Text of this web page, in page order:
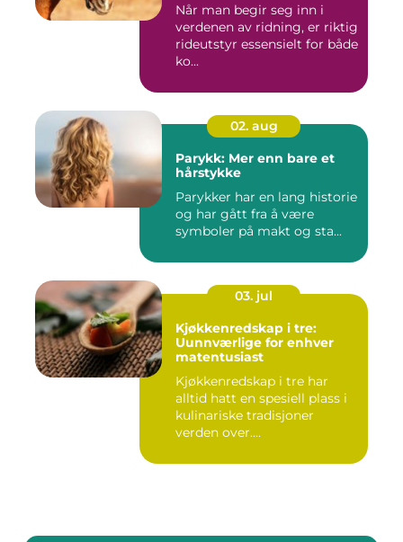
Når man begir seg inn i
verdenen av ridning, er riktig
rideutstyr essensielt for både
ko...
02. aug
Parykk: Mer enn bare et
hårstykke
Parykker har en lang historie
og har gått fra å være
symboler på makt og sta...
03. jul
Kjøkkenredskap i tre:
Uunnværlige for enhver
matentusiast
Kjøkkenredskap i tre har
alltid hatt en spesiell plass i
kulinariske tradisjoner
verden over....